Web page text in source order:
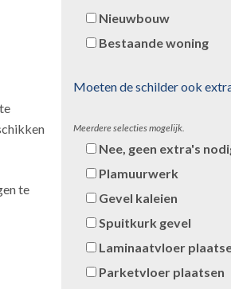
te
Nieuwbouw
Bestaande woning
Moeten de schilder ook
Meerdere selecties mogelijk.
Nee, geen extra's
Plamuurwerk
Gevel kaleien
Spuitkurk gevel
Laminaatvloer
Parketvloer plaatsen